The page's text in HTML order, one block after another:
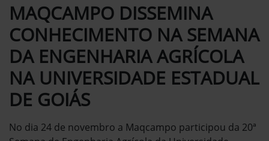
MAQCAMPO DISSEMINA
CONHECIMENTO NA SEMANA
DA ENGENHARIA AGRÍCOLA
NA UNIVERSIDADE ESTADUAL
DE GOIÁS
No dia 24 de novembro a Maqcampo participou da 20ª